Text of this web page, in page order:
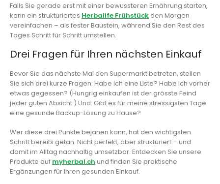
Falls Sie gerade erst mit einer bewussteren Ernährung starten,
kann ein strukturiertes Herbalife Frühstück den Morgen
vereinfachen – als fester Baustein, während Sie den Rest des
Tages Schritt für Schritt umstellen.
Drei Fragen für Ihren nächsten Einkauf
Bevor Sie das nächste Mal den Supermarkt betreten, stellen
Sie sich drei kurze Fragen: Habe ich eine Liste? Habe ich vorher
etwas gegessen? (Hungrig einkaufen ist der grösste Feind
jeder guten Absicht.) Und: Gibt es für meine stressigsten Tage
eine gesunde Backup-Lösung zu Hause?
Wer diese drei Punkte bejahen kann, hat den wichtigsten
Schritt bereits getan. Nicht perfekt, aber strukturiert – und
damit im Alltag nachhaltig umsetzbar. Entdecken Sie unsere
Produkte auf myherbal.ch und finden Sie praktische
Ergänzungen für Ihren gesunden Einkauf.